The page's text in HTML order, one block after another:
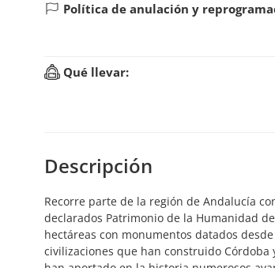
Política de anulación y
Qué llevar:
Descripción
Recorre parte de la región de Andalucía
declarados Patrimonio de la Humanidad
hectáreas con monumentos datados
civilizaciones que han construido